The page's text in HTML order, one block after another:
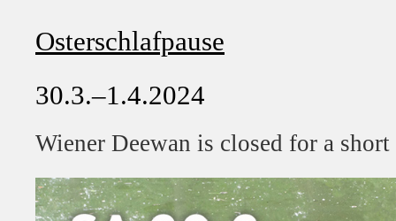
Osterschlafpause
30.3.–1.4.2024
Wiener Deewan is closed for a short